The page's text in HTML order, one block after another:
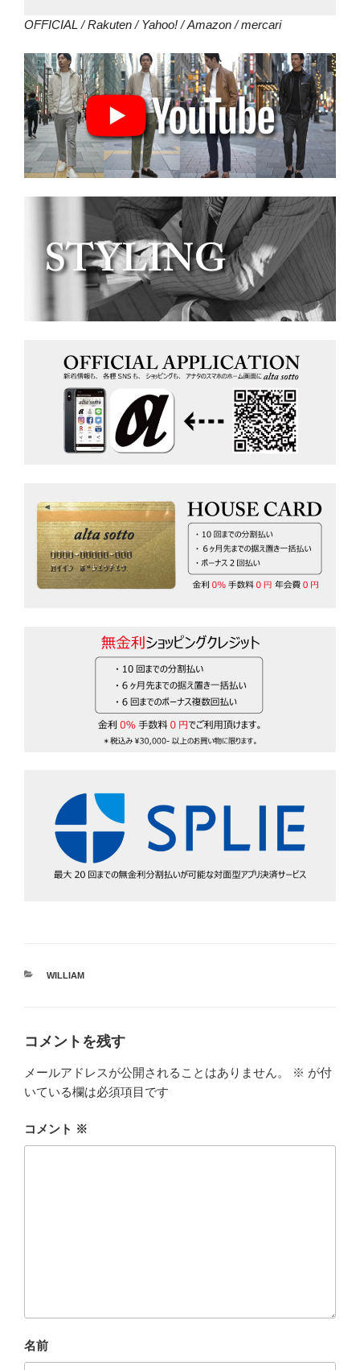
OFFICIAL /Rakuten/Yahoo!/Amazon/mercari
カ
WILLIAM
コメントを残す
メールアドレスが公開されることはありません。 ※ が付
いている欄は必須項目です
コメント ※
名前